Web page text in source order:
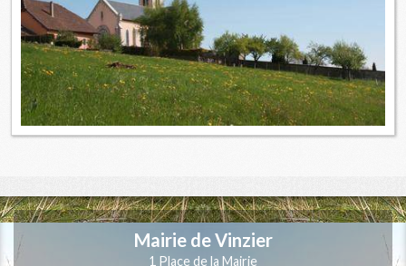
Mairie de Vinzier
1 Place de la Mairie